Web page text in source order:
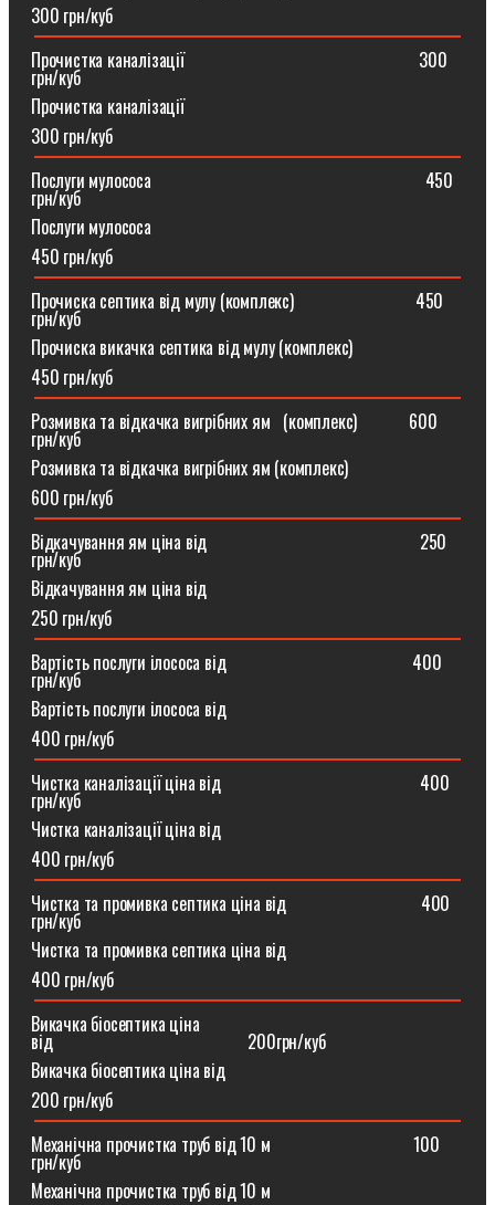
300 грн/куб
Прочистка каналізації⠀⠀⠀⠀⠀⠀⠀⠀⠀⠀⠀⠀⠀⠀⠀⠀⠀⠀300
грн/куб
Прочистка каналізації
300 грн/куб
Послуги мулососа⠀⠀⠀⠀⠀⠀⠀⠀⠀⠀⠀⠀⠀⠀⠀⠀⠀⠀⠀⠀⠀450
грн/куб
Послуги мулососа
450 грн/куб
Прочиска септика від мулу (комплекс) ⠀⠀⠀⠀⠀⠀⠀⠀⠀450
грн/куб
Прочиска викачка септика від мулу (комплекс)
450 грн/куб
Розмивка та відкачка вигрібних ям⠀(комплекс)⠀⠀⠀⠀600
грн/куб
Розмивка та відкачка вигрібних ям (комплекс)⠀
600 грн/куб
Відкачування ям ціна від ⠀⠀⠀⠀⠀⠀⠀⠀⠀⠀⠀⠀⠀⠀⠀⠀250
грн/куб
Відкачування ям ціна від
250 грн/куб
Вартість послуги ілососа від ⠀⠀⠀⠀⠀⠀⠀⠀⠀⠀⠀⠀⠀⠀400
грн/куб
Вартість послуги ілососа від
400 грн/куб
Чистка каналізації ціна від ⠀⠀⠀⠀⠀⠀⠀⠀⠀⠀⠀⠀⠀⠀⠀400
грн/куб
Чистка каналізації ціна від
400 грн/куб
Чистка та промивка септика ціна від ⠀⠀⠀⠀⠀⠀⠀⠀⠀⠀400
грн/куб
Чистка та промивка септика ціна від
400 грн/куб
Викачка біосептика ціна
від⠀⠀⠀⠀⠀⠀⠀⠀⠀⠀⠀⠀⠀⠀⠀200грн/куб
Викачка біосептика ціна від
200 грн/куб
Механічна прочистка труб від 10 м⠀⠀⠀⠀⠀⠀⠀⠀⠀⠀⠀100
грн/куб
Механічна прочистка труб від 10 м